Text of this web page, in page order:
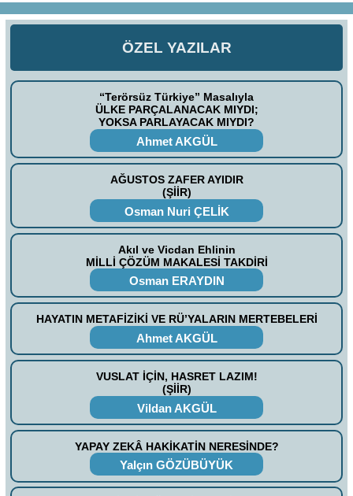
ÖZEL YAZILAR
“Terörsüz Türkiye” Masalıyla
ÜLKE PARÇALANACAK MIYDI;
YOKSA PARLAYACAK MIYDI?
Ahmet AKGÜL
AĞUSTOS ZAFER AYIDIR
(ŞİİR)
Osman Nuri ÇELİK
Akıl ve Vicdan Ehlinin
MİLLİ ÇÖZÜM MAKALESİ TAKDİRİ
Osman ERAYDIN
HAYATIN METAFİZİKİ VE RÜ’YALARIN MERTEBELERİ
Ahmet AKGÜL
VUSLAT İÇİN, HASRET LAZIM!
(ŞİİR)
Vildan AKGÜL
YAPAY ZEKÂ HAKİKATİN NERESİNDE?
Yalçın GÖZÜBÜYÜK